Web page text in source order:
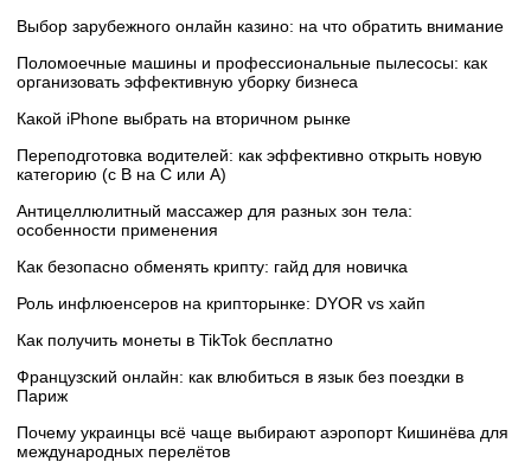
Выбор зарубежного онлайн казино: на что обратить внимание
Поломоечные машины и профессиональные пылесосы: как
организовать эффективную уборку бизнеса
Какой iPhone выбрать на вторичном рынке
Переподготовка водителей: как эффективно открыть новую
категорию (с B на C или А)
Антицеллюлитный массажер для разных зон тела:
особенности применения
Как безопасно обменять крипту: гайд для новичка
Роль инфлюенсеров на крипторынке: DYOR vs хайп
Как получить монеты в TikTok бесплатно
Французский онлайн: как влюбиться в язык без поездки в
Париж
Почему украинцы всё чаще выбирают аэропорт Кишинёва для
международных перелётов